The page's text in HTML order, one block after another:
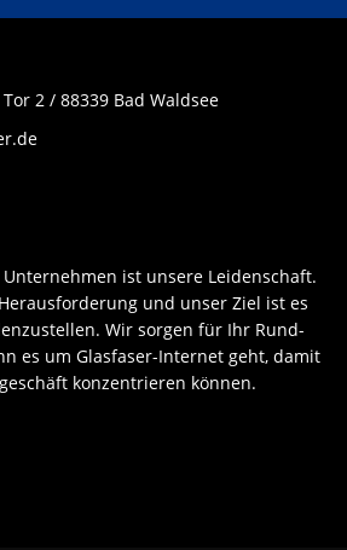
2 / 88339 Bad Waldsee
ist unsere Leidenschaft.
und unser Ziel ist es
Wir sorgen für Ihr Rund-
es um Glasfaser-Internet geht, damit
konzentrieren können.